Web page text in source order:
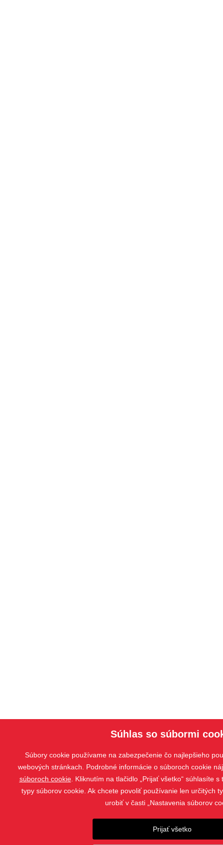
Súhlas so súbormi
Súbory cookie používame na zabezpečenie čo najlepšieho
webových stránkach. Podrobné informácie o súboroch cookie
súboroch cookie. Kliknutím na tlačidlo „Prijať všetko“ súhlasíte
typy súborov cookie. Ak chcete povoliť používanie len určitých
urobiť v časti „Nastavenia súborov
Prijať všetko